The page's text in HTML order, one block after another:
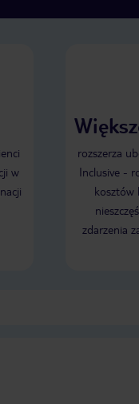
w
rozszerza
Inclusive -
kosztów
zdarzenia